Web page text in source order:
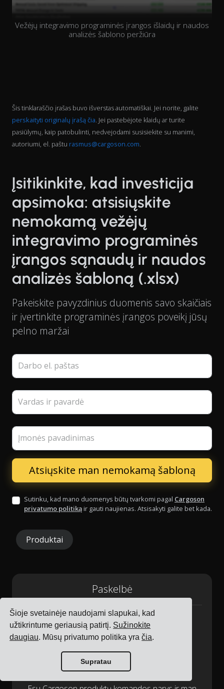
Šioje svetainėje naudojami slapukai, kad
užtikrintume geriausią patirtį. Sužinokite
daugiau. Mūsų privatumo politika yračia.
Supratau
Vežėjų integravimo programinės įrangos išlaidų ir naudos
analizės šablono peržiūra
Šis tinklaraščio įrašas buvo išverstas automatiškai. Jei norite, galite
perskaityti originalų įrašą čia. Jei pastebėjote klaidų ar turite
pasiūlymų, kaip patobulinti, nedvejodami susisiekite su manimi,
autoriumi, el. paštu rasmus@cargoson.com.
Įsitikinkite, kad investicija
apsimoka: atsisiųskite
nemokamą vežėjų
integravimo programinės
įrangos sąnaudų ir naudos
analizės šabloną (.xlsx)
Pakeiskite pavyzdinius duomenis savo skaičiais
ir įvertinkite programinės įrangos poveikį jūsų
pelno maržai
Darbo el. paštas
Vardas ir pavardė
Įmonės pavadinimas
Sutinku, kad mano duomenys būtų tvarkomi pagal Cargoson
privatumo politiką ir gauti naujienas. Atsisakyti galite bet kada.
Produktai
Paskelbė
Rasmus Leichter